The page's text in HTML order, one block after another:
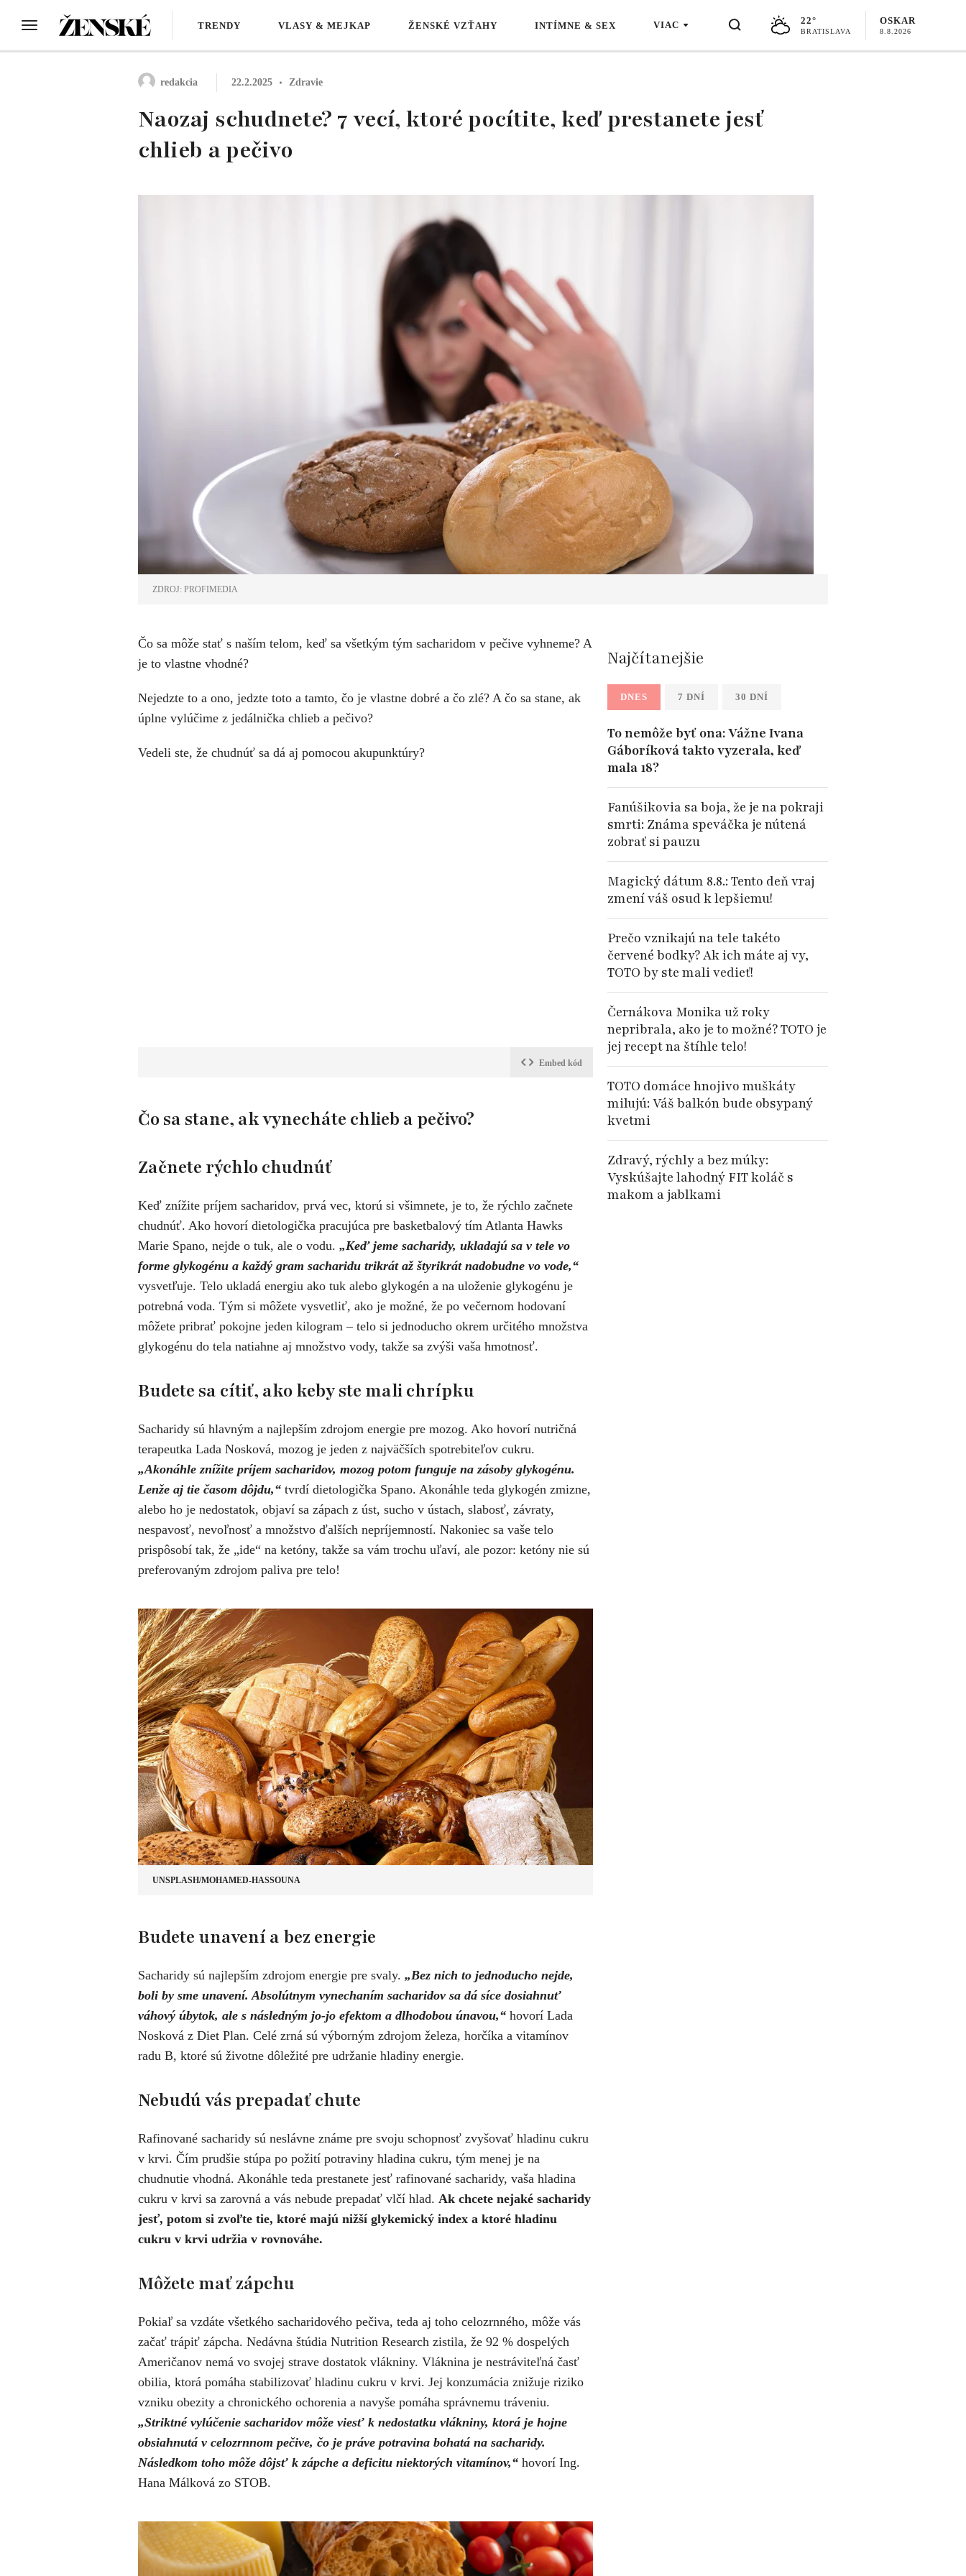
TRENDY VLASY & MEJKAP ŽENSKÉ VZŤAHY INTÍMNE & SEX VIAC 22°
BRATISLAVA
OSKAR
8.8.2026
redakcia 22.2.2025 Zdravie
Naozaj schudnete? 7 vecí, ktoré pocítite, keď prestanete jesť
chlieb a pečivo
ZDROJ: PROFIMEDIA
Čo sa môže stať s naším telom, keď sa všetkým tým sacharidom v pečive vyhneme? A
je to vlastne vhodné?
Nejedzte to a ono, jedzte toto a tamto, čo je vlastne dobré a čo zlé? A čo sa stane, ak
úplne vylúčime z jedálnička chlieb a pečivo?
Vedeli ste, že chudnúť sa dá aj pomocou akupunktúry?
Embed kód
Čo sa stane, ak vynecháte chlieb a pečivo?
Začnete rýchlo chudnúť
Keď znížite príjem sacharidov, prvá vec, ktorú si všimnete, je to, že rýchlo začnete
chudnúť. Ako hovorí dietologička pracujúca pre basketbalový tím Atlanta Hawks
Marie Spano, nejde o tuk, ale o vodu. „Keď jeme sacharidy, ukladajú sa v tele vo
forme glykogénu a každý gram sacharidu trikrát až štyrikrát nadobudne vo vode,“
vysvetľuje. Telo ukladá energiu ako tuk alebo glykogén a na uloženie glykogénu je
potrebná voda. Tým si môžete vysvetliť, ako je možné, že po večernom hodovaní
môžete pribrať pokojne jeden kilogram – telo si jednoducho okrem určitého množstva
glykogénu do tela natiahne aj množstvo vody, takže sa zvýši vaša hmotnosť.
Budete sa cítiť, ako keby ste mali chrípku
Sacharidy sú hlavným a najlepším zdrojom energie pre mozog. Ako hovorí nutričná
terapeutka Lada Nosková, mozog je jeden z najväčších spotrebiteľov cukru.
„Akonáhle znížite príjem sacharidov, mozog potom funguje na zásoby glykogénu.
Lenže aj tie časom dôjdu,“ tvrdí dietologička Spano. Akonáhle teda glykogén zmizne,
alebo ho je nedostatok, objaví sa zápach z úst, sucho v ústach, slabosť, závraty,
nespavosť, nevoľnosť a množstvo ďalších nepríjemností. Nakoniec sa vaše telo
prispôsobí tak, že „ide“ na ketóny, takže sa vám trochu uľaví, ale pozor: ketóny nie sú
preferovaným zdrojom paliva pre telo!
UNSPLASH/MOHAMED-HASSOUNA
Budete unavení a bez energie
Sacharidy sú najlepším zdrojom energie pre svaly. „Bez nich to jednoducho nejde,
boli by sme unavení. Absolútnym vynechaním sacharidov sa dá síce dosiahnuť
váhový úbytok, ale s následným jo-jo efektom a dlhodobou únavou,“ hovorí Lada
Nosková z Diet Plan. Celé zrná sú výborným zdrojom železa, horčíka a vitamínov
radu B, ktoré sú životne dôležité pre udržanie hladiny energie.
Nebudú vás prepadať chute
Rafinované sacharidy sú neslávne známe pre svoju schopnosť zvyšovať hladinu cukru
v krvi. Čím prudšie stúpa po požití potraviny hladina cukru, tým menej je na
chudnutie vhodná. Akonáhle teda prestanete jesť rafinované sacharidy, vaša hladina
cukru v krvi sa zarovná a vás nebude prepadať vlčí hlad. Ak chcete nejaké sacharidy
jesť, potom si zvoľte tie, ktoré majú nižší glykemický index a ktoré hladinu
cukru v krvi udržia v rovnováhe.
Môžete mať zápchu
Pokiaľ sa vzdáte všetkého sacharidového pečiva, teda aj toho celozrnného, môže vás
začať trápiť zápcha. Nedávna štúdia Nutrition Research zistila, že 92 % dospelých
Američanov nemá vo svojej strave dostatok vlákniny. Vláknina je nestráviteľná časť
obilia, ktorá pomáha stabilizovať hladinu cukru v krvi. Jej konzumácia znižuje riziko
vzniku obezity a chronického ochorenia a navyše pomáha správnemu tráveniu.
„Striktné vylúčenie sacharidov môže viesť k nedostatku vlákniny, ktorá je hojne
obsiahnutá v celozrnnom pečive, čo je práve potravina bohatá na sacharidy.
Následkom toho môže dôjsť k zápche a deficitu niektorých vitamínov,“ hovorí Ing.
Hana Málková zo STOB.
Najčítanejšie
DNES 7 DNÍ 30 DNÍ
To nemôže byť ona: Vážne Ivana
Gáboríková takto vyzerala, keď
mala 18?
Fanúšikovia sa boja, že je na pokraji
smrti: Známa speváčka je nútená
zobrať si pauzu
Magický dátum 8.8.: Tento deň vraj
zmení váš osud k lepšiemu!
Prečo vznikajú na tele takéto
červené bodky? Ak ich máte aj vy,
TOTO by ste mali vedieť!
Černákova Monika už roky
nepribrala, ako je to možné? TOTO je
jej recept na štíhle telo!
TOTO domáce hnojivo muškáty
milujú: Váš balkón bude obsypaný
kvetmi
Zdravý, rýchly a bez múky:
Vyskúšajte lahodný FIT koláč s
makom a jablkami